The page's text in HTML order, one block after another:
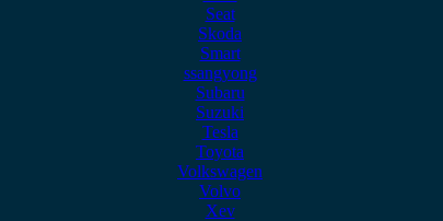
Seat
Skoda
Smart
ssangyong
Subaru
Suzuki
Tesla
Toyota
Volkswagen
Volvo
Xev